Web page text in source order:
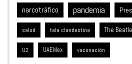
narcotráfico pandemia
salud tala clandestina The
U2 UAEMex vacunación